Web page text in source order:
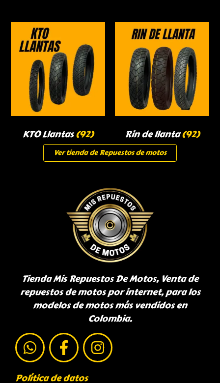
KTO Llantas(92) Rin de llanta(92)
Ver tienda de Repuestos de motos
Tienda Mis Repuestos De Motos, Venta de
repuestos de motos por internet, para los
modelos de motos más vendidos en
Colombia.
Política de datos